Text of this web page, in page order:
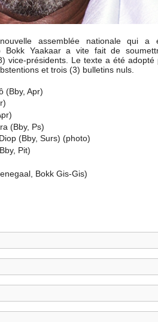
assemblée nationale qui a
Bokk Yaakaar a vite fait de
vice-présidents. Le texte a été adopté
et trois (3) bulletins nuls.
(Bby, Apr)
(Bby, Ps)
(Bby, Surs) (photo)
Pit)
Bokk Gis-Gis)